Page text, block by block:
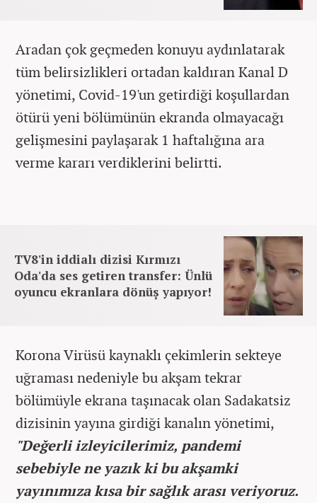
Aradan çok geçmeden konuyu aydınlatarak
tüm belirsizlikleri ortadan kaldıran Kanal D
yönetimi, Covid-19'un getirdiği koşullardan
ötürü yeni bölümünün ekranda olmayacağı
gelişmesini paylaşarak 1 haftalığına ara
verme kararı verdiklerini belirtti.
TV8'in iddialı dizisi Kırmızı
Oda'da ses getiren transfer: Ünlü
oyuncu ekranlara dönüş yapıyor!
Korona Virüsü kaynaklı çekimlerin sekteye
uğraması nedeniyle bu akşam tekrar
bölümüyle ekrana taşınacak olan Sadakatsiz
dizisinin yayına girdiği kanalın yönetimi,
"Değerli izleyicilerimiz, pandemi
sebebiyle ne yazık ki bu akşamki
yayınımıza kısa bir sağlık arası veriyoruz.